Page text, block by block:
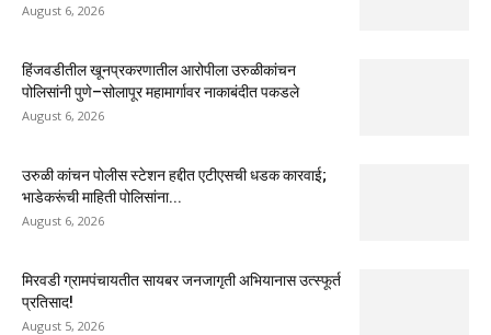
August 6, 2026
हिंजवडीतील खूनप्रकरणातील आरोपीला उरुळीकांचन
पोलिसांनी पुणे–सोलापूर महामार्गावर नाकाबंदीत पकडले
August 6, 2026
उरुळी कांचन पोलीस स्टेशन हद्दीत एटीएसची धडक कारवाई;
भाडेकरूंची माहिती पोलिसांना...
August 6, 2026
मिरवडी ग्रामपंचायतीत सायबर जनजागृती अभियानास उत्स्फूर्त
प्रतिसाद!
August 5, 2026